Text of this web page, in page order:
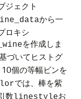
ジェクト
から一
ロキシ
を作成しま
づいてヒストグ
個の等幅ビンを
では、棒を紫
数
お